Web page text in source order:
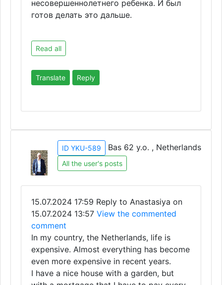
несовершеннолетнего ребенка. И был
готов делать это дальше.
Read all
Translate Reply
ID YKU-589 Bas 62 y.o. , Netherlands
All the user's posts
15.07.2024 17:59 Reply to Anastasiya on
15.07.2024 13:57 View the commented
comment
In my country, the Netherlands, life is
expensive. Almost everything has become
even more expensive in recent years.
I have a nice house with a garden, but